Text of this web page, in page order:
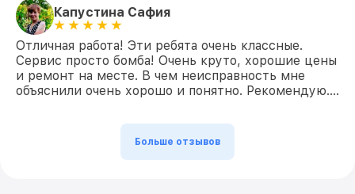
Капустина Сафия
Отличная работа! Эти ребята очень классные.
Сервис просто бомба! Очень круто, хорошие цены
и ремонт на месте. В чем неисправность мне
объяснили очень хорошо и понятно. Рекомендую….
Больше отзывов